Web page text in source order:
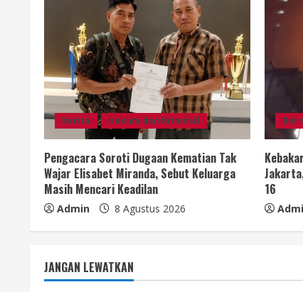
d
i
n
g
Berita Hukum dan Kriminal
Pengacara Soroti Dugaan Kematian Tak
Wajar Elisabet Miranda, Sebut Keluarga
Masih Mencari Keadilan
Admin 8 Agustus 2026
16
JANGAN LEWATKAN